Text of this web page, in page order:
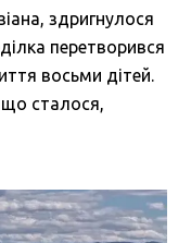
здригнулося
перетворився
восьми дітей.
що сталося,